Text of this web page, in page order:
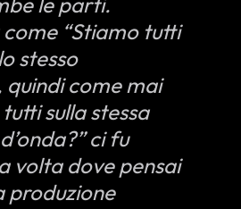
“Stiamo tutti
stesso
come mai
sulla stessa
ci fu
volta dove pensai
produzione